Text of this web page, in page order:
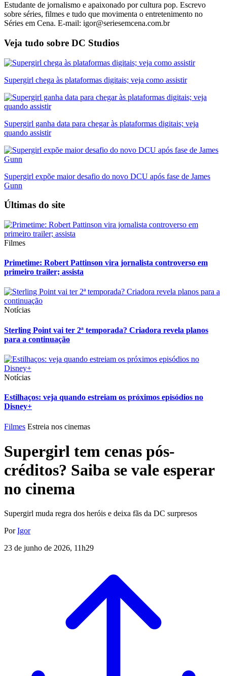
Estudante de jornalismo e apaixonado por cultura pop. Escrevo
sobre séries, filmes e tudo que movimenta o entretenimento no
Séries em Cena. E-mail: igor@seriesemcena.com.br
Veja tudo sobre DC Studios
Supergirl chega às plataformas digitais; veja como assistir
Supergirl ganha data para chegar às plataformas digitais; veja
quando assistir
Supergirl expõe maior desafio do novo DCU após fase de James
Gunn
Últimas do site
Filmes
Primetime: Robert Pattinson vira jornalista controverso em
primeiro trailer; assista
Notícias
Sterling Point vai ter 2ª temporada? Criadora revela planos
para a continuação
Notícias
Estilhaços: veja quando estreiam os próximos episódios no
Disney+
Filmes Estreia nos cinemas
Supergirl tem cenas pós-
créditos? Saiba se vale esperar
no cinema
Supergirl muda regra dos heróis e deixa fãs da DC surpresos
PorIgor
23 de junho de 2026, 11h29